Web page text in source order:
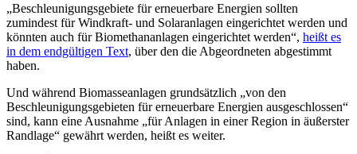
„Beschleunigungsgebiete für erneuerbare Energien sollten
zumindest für Windkraft- und Solaranlagen eingerichtet werden und
könnten auch für Biomethananlagen eingerichtet werden“, heißt es
in dem endgültigen Text, über den die Abgeordneten abgestimmt
haben.
Und während Biomasseanlagen grundsätzlich „von den
Beschleunigungsgebieten für erneuerbare Energien ausgeschlossen“
sind, kann eine Ausnahme „für Anlagen in einer Region in äußerster
Randlage“ gewährt werden, heißt es weiter.